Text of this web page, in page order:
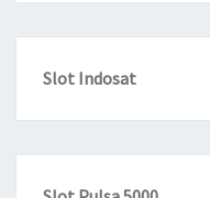
Slot Indosat